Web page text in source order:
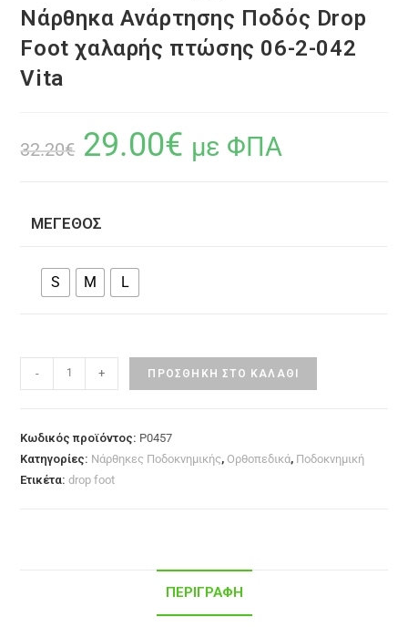
Νάρθηκα Ανάρτησης Ποδός Drop
Foot χαλαρής πτώσης 06-2-042
Vita
32.20€ 29.00€ με ΦΠΑ
ΜΈΓΕΘΟΣ
S M L
- + ΠΡΟΣΘΉΚΗ ΣΤΟ ΚΑΛΆΘΙ
Κωδικός προϊόντος: P0457
Κατηγορίες: Νάρθηκες Ποδοκνημικής, Ορθοπεδικά, Ποδοκνημική
Ετικέτα:drop foot
ΠΕΡΙΓΡΑΦΉ